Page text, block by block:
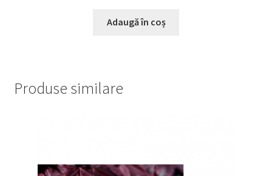
Adaugă în coș
Produse similare